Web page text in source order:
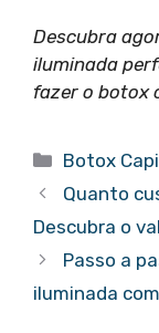
Descubra
iluminada
fazer o botox
Categorias
Botox
Quanto
Descubra o
Passo a
iluminada